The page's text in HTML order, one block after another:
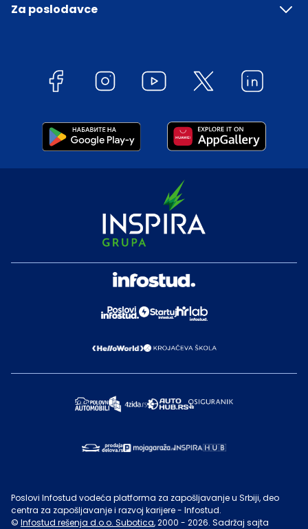
Za poslodavce
Poslovi Infostud vodeća platforma za zapošljavanje u Srbiji, deo
centra za zapošljavanje i razvoj karijere - Infostud.
© Infostud rešenja d.o.o. Subotica, 2000 - 2026. Sadržaj sajta